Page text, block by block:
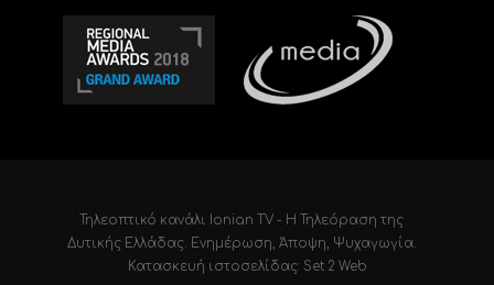
Τηλεοπτικό κανάλι Ionian TV - Η Τηλεόραση της
Δυτικής Ελλάδας. Ενημέρωση, Άποψη, Ψυχαγωγία.
Κατασκευή ιστοσελίδας: Set 2 Web